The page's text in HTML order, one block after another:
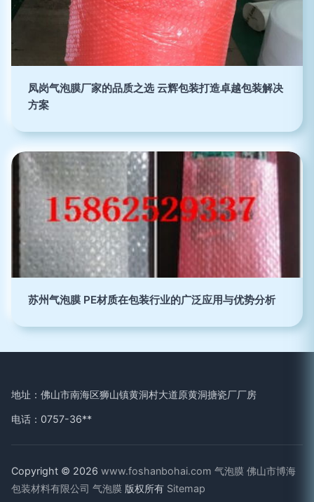
凤岗气泡膜厂家的品质之选 云辉包装打造卓越包装解决
方案
苏州气泡膜 PE材质在包装行业的广泛应用与优势分析
地址：佛山市南海区狮山镇黄洞村大道原黄洞搪瓷厂厂房
电话：0757-36**
Copyright © 2026 www.foshanbohai.com 气泡膜 佛山市博海
包装材料有限公司 气泡膜 版权所有 Sitemap